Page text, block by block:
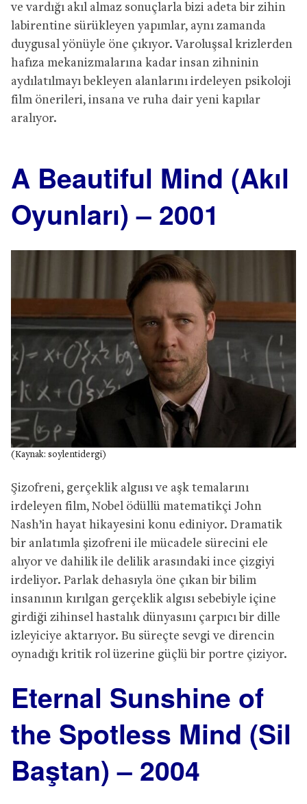
ve vardığı akıl almaz sonuçlarla bizi adeta bir zihin
labirentine sürükleyen yapımlar, aynı zamanda
duygusal yönüyle öne çıkıyor. Varoluşsal krizlerden
hafıza mekanizmalarına kadar insan zihninin
aydılatılmayı bekleyen alanlarını irdeleyen psikoloji
film önerileri, insana ve ruha dair yeni kapılar
aralıyor.
A Beautiful Mind (Akıl
Oyunları) – 2001
(Kaynak: soylentidergi)
Şizofreni, gerçeklik algıısı ve aşk temalarını
irdeleyen film, Nobel ödüllü matematikçi John
Nash’in hayat hikayesini konu ediniyor. Dramatik
bir anlatımla şizofreni ile mücadele sürecini ele
alıyor ve dahilik ile delilik arasındaki ince çizgiyi
irdeliyor. Parlak dehasıyla öne çıkan bir bilim
insanının kırılgan gerçeklik algısı sebebiyle içine
girdiği zihinsel hastalık dünyasını çarpıcı bir dille
izleyiciye aktarıyor. Bu süreçte sevgi ve direncin
oynadığı kritik rol üzerine güçlü bir portre çiziyor.
Eternal Sunshine of
the Spotless Mind (Sil
Baştan) – 2004